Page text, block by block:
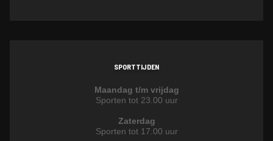
SPORTTIJDEN
Maandag t/m vrijdag
Sporten tot 23.00 uur
Zaterdag
Sporten tot 17.00 uur